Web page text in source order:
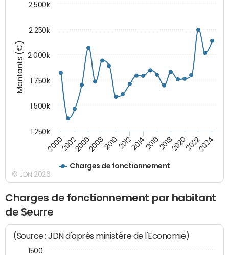
Montants (€)
Charges de fonctionnement
200020022006200820102012201420162018202020222024
1 250k
1 500k
1 750k
2 000k
2 250k
2 500k
© JDN 2026
Charges de fonctionnement par habitant
de Seurre
(Source : JDN d'après ministère de l'Economie)
1500